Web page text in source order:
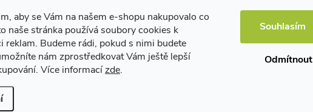
aby se Vám na našem e-shopu nakupovalo co
naše stránka používá soubory cookies k
reklam. Budeme rádi, pokud s nimi budete
nám zprostředkovat Vám ještě lepší
Více informacízde.
Souhlasím
Odmítnout